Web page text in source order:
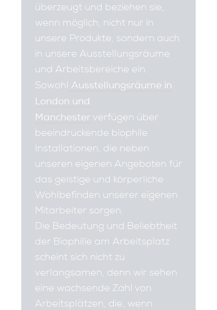
überzeugt und beziehen sie,
wenn möglich, nicht nur in
unsere Produkte, sondern auch
in unsere Ausstellungsräume
und Arbeitsbereiche ein.
Sowohl Ausstellungsräume in
London und
Manchester verfügen über
beeindruckende biophile
Installationen, die neben
unseren eigenen Angeboten für
das geistige und körperliche
Wohlbefinden unserer eigenen
Mitarbeiter sorgen.
Die Bedeutung und Beliebtheit
der Biophilie am Arbeitsplatz
scheint sich nicht zu
verlangsamen, denn wir sehen
eine wachsende Zahl von
Arbeitsplätzen, die, wenn